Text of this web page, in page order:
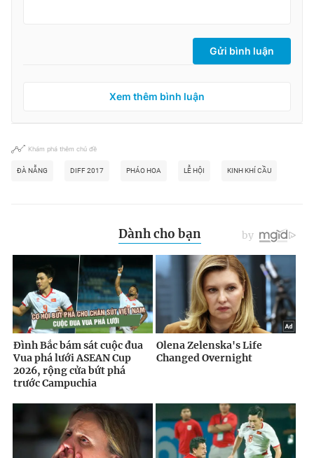
Gửi bình luận
Xem thêm bình luận
Khám phá thêm chủ đề
ĐÀ NẴNG DIFF 2017 PHÁO HOA LỄ HỘI KINH KHÍ CẦU